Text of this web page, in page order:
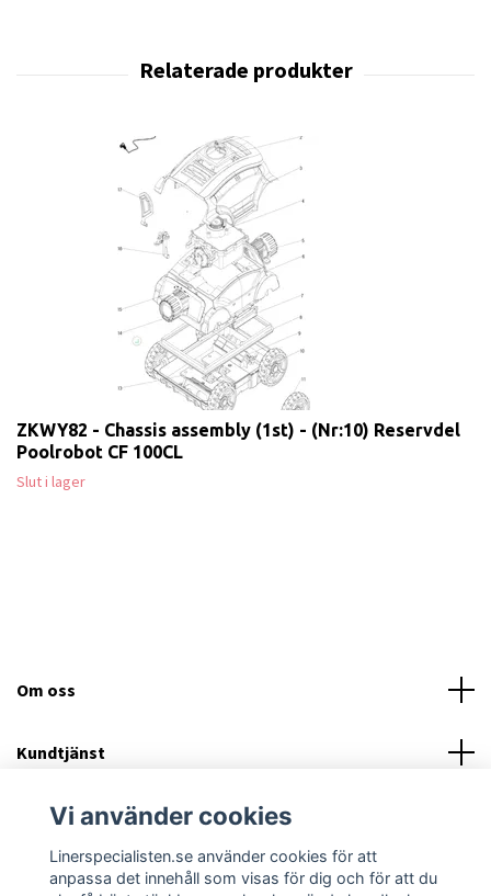
ZKWY82 - Chassis assembly (1st) - (Nr:10) Reservdel
Poolrobot CF 100CL
Slut i lager
Om oss
Kundtjänst
Läs mer
Sociala medier
Vi använder cookies
Linerspecialisten.se använder cookies för att
anpassa det innehåll som visas för dig och för att du